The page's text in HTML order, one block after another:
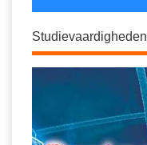
Studievaardigheden